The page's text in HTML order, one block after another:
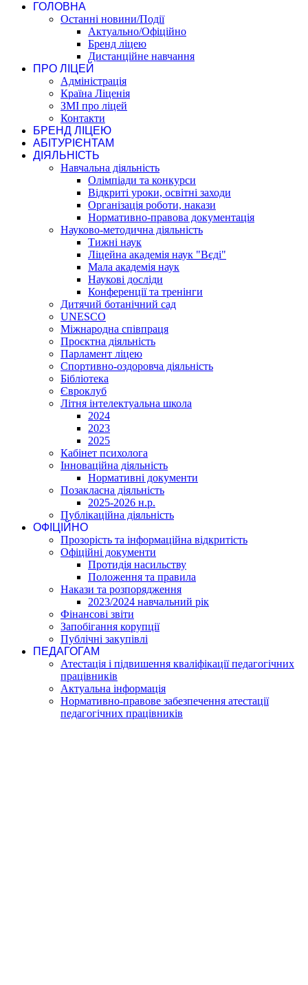
ГОЛОВНА
Останні новини/Події
Актуально/Офіційно
Бренд ліцею
Дистанційне навчання
ПРО ЛІЦЕЙ
Адміністрація
Країна Ліценія
ЗМІ про ліцей
Контакти
БРЕНД ЛІЦЕЮ
АБІТУРІЄНТАМ
ДІЯЛЬНІСТЬ
Навчальна діяльність
Олімпіади та конкурси
Відкриті уроки, освітні заходи
Організація роботи, накази
Нормативно-правова документація
Науково-методична діяльність
Тижні наук
Ліцейна академія наук "Вєді"
Мала академія наук
Наукові досліди
Конференції та тренінги
Дитячий ботанічний сад
UNESCO
Міжнародна співпраця
Проєктна діяльність
Парламент ліцею
Спортивно-оздоровча діяльність
Бібліотека
Євроклуб
Літня інтелектуальна школа
2024
2023
2025
Кабінет психолога
Інноваційна діяльність
Нормативні документи
Позакласна діяльність
2025-2026 н.р.
Публікаційна діяльність
ОФІЦІЙНО
Прозорість та інформаційна відкритість
Офіційні документи
Протидія насильству
Положення та правила
Накази та розпорядження
2023/2024 навчальний рік
Фінансові звіти
Запобігання корупції
Публічні закупівлі
ПЕДАГОГАМ
Атестація і підвишення кваліфікації педагогічних
працівників
Актуальна інформація
Нормативно-правове забезпечення атестації
педагогічних працівників